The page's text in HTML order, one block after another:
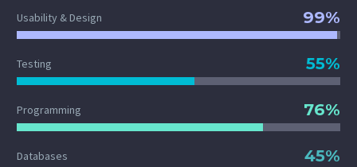
Usability & Design 99%
Testing 55%
Programming 76%
Databases 45%